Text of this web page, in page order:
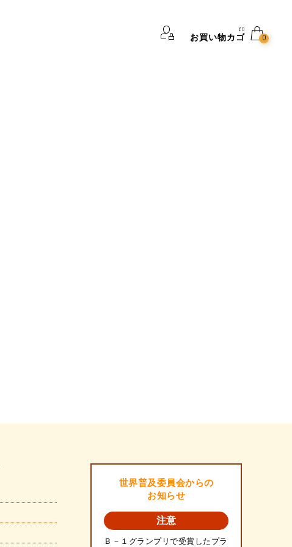
¥0
お買い物カゴ 0
世界普及委員会からの
お知らせ
注意
Ｂ－１グランプリで受賞したプラ